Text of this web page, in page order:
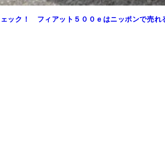
ック！ フィアット５００ｅはニッポンで売れ